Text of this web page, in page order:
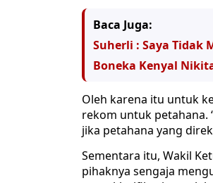
Baca Juga:
Suherli : Saya Tidak
Boneka Kenyal
Oleh karena itu untuk
rekom untuk petahana.
jika petahana yang
Sementara itu, Wakil
pihaknya sengaja